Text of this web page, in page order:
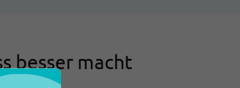
besser macht